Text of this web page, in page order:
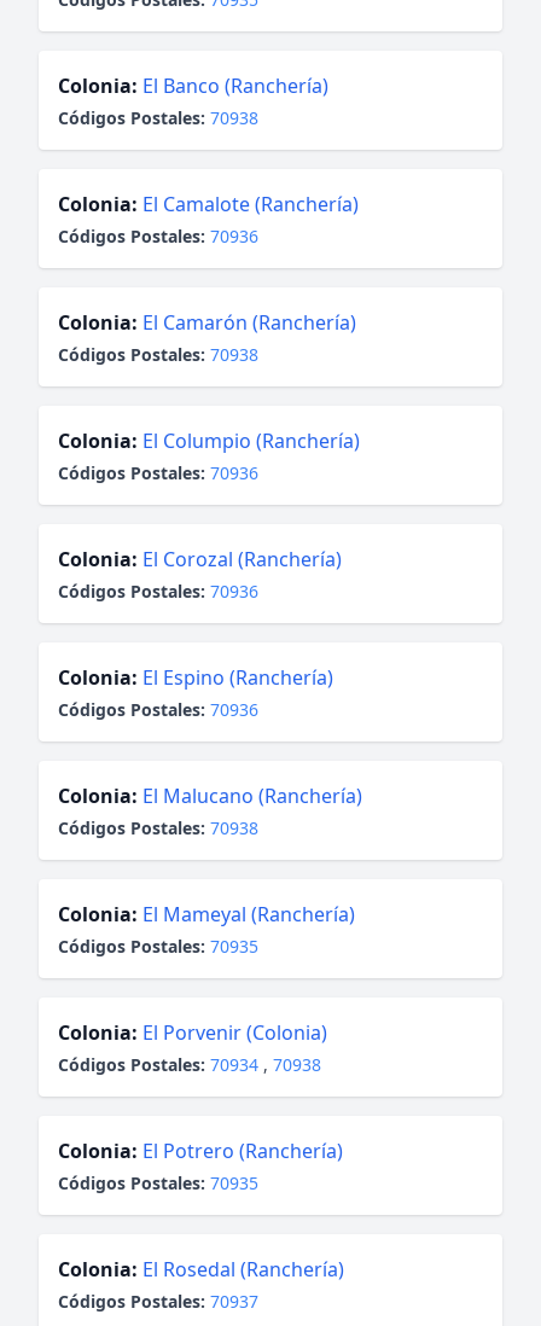
Colonia: El Banco (Ranchería)
Códigos Postales: 70938
Colonia: El Camalote (Ranchería)
Códigos Postales: 70936
Colonia: El Camarón (Ranchería)
Códigos Postales: 70938
Colonia: El Columpio (Ranchería)
Códigos Postales: 70936
Colonia: El Corozal (Ranchería)
Códigos Postales: 70936
Colonia: El Espino (Ranchería)
Códigos Postales: 70936
Colonia: El Malucano (Ranchería)
Códigos Postales: 70938
Colonia: El Mameyal (Ranchería)
Códigos Postales: 70935
Colonia: El Porvenir (Colonia)
Códigos Postales: 70934 , 70938
Colonia: El Potrero (Ranchería)
Códigos Postales: 70935
Colonia: El Rosedal (Ranchería)
Códigos Postales: 70937